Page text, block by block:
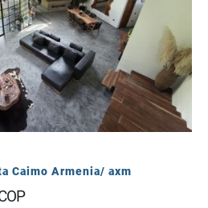
Caimo Armenia/ axm